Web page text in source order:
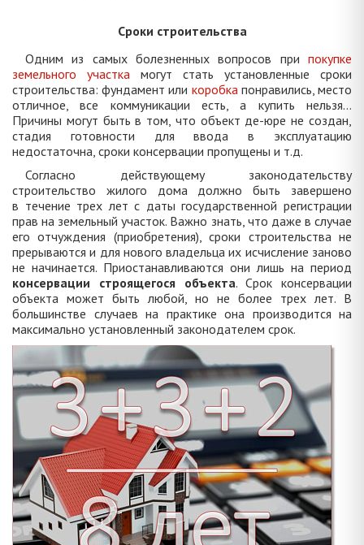
Сроки строительства
Одним из самых болезненных вопросов при покупке
земельного участка могут стать установленные сроки
строительства: фундамент или коробкапонравились, место
отличное, все коммуникации есть, а купить нельзя…
Причины могут быть в том, что объект де-юре не создан,
стадия готовности для ввода в эксплуатацию
недостаточна, сроки консервации пропущены и т.д.
Согласно действующему законодательству
строительство жилого дома должно быть завершено
в течение трех лет с даты государственной регистрации
прав на земельный участок. Важно знать, что даже в случае
его отчуждения (приобретения), сроки строительства не
прерываются и для нового владельца их исчисление заново
не начинается. Приостанавливаются они лишь на период
консервации строящегося объекта. Срок консервации
объекта может быть любой, но не более трех лет. В
большинстве случаев на практике она производится на
максимально установленный законодателем срок.